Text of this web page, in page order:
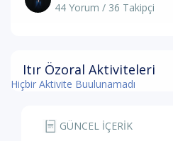
44 Yorum / 36 Takipçi
Itır Özoral Aktiviteleri
Hiçbir Aktivite Buulunamadı
GÜNCEL İÇERİK